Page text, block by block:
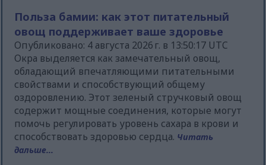
Польза бамии: как этот питательный
овощ поддерживает ваше здоровье
Опубликовано: 4 августа 2026 г. в 13:50:17 UTC
Окра выделяется как замечательный овощ,
обладающий впечатляющими питательными
свойствами и способствующий общему
оздоровлению. Этот зеленый стручковый овощ
содержит мощные соединения, которые могут
помочь регулировать уровень сахара в крови и
способствовать здоровью сердца. Читать
дальше...